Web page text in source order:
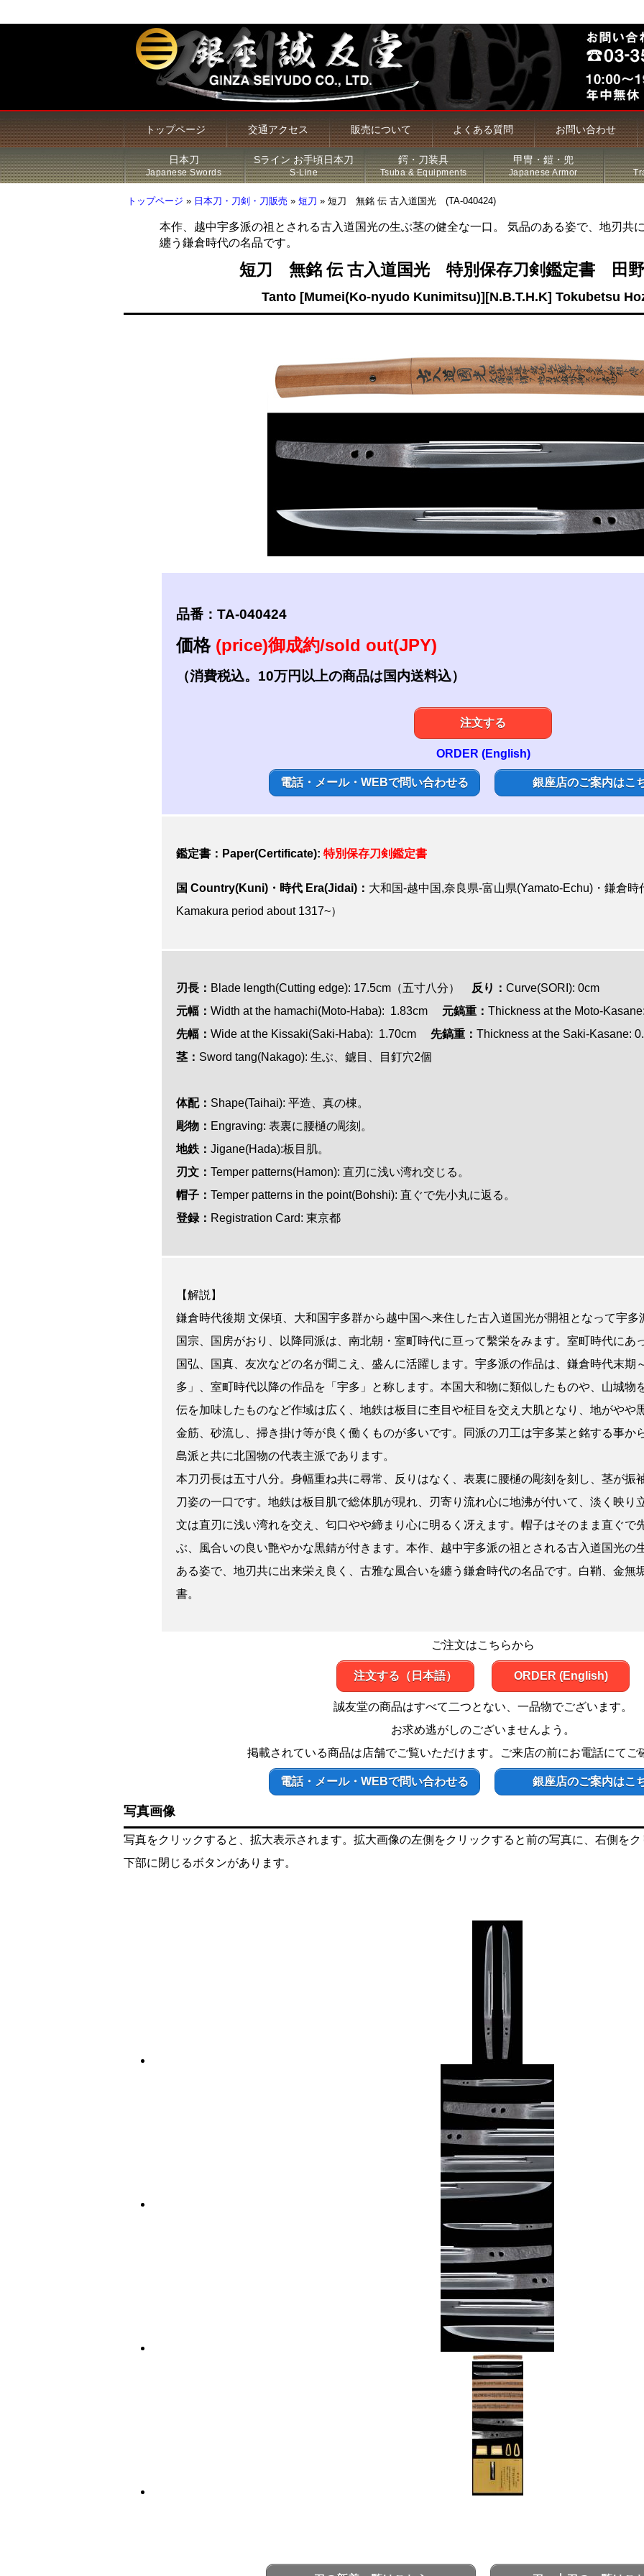
トップページ 交通アクセス 販売について よくある質問 お問い合わせ
日本刀
Japanese Swords
新着商品
脇差
研磨・諸工作
Sライン お手頃日本刀
S-Line
Sライン 商品一覧
鍔・刀装具
Tsuba & Equipments
鍔
甲冑・鎧・兜
Japanese Armor
甲冑・鎧・兜
居合刀（模造刀）
火縄銃
トップページ » 日本刀・刀剣・刀販売 » 短刀 » 短刀 無銘 伝 古入道国光 (TA-040424)
本作、越中宇多派の祖とされる古入道国光の生ぶ茎の健全な一口。 気品のある姿で、地刃共
纏う鎌倉時代の名品です。
短刀 無銘 伝 古入道国光 特別保存刀剣鑑定書 田野
Tanto [Mumei(Ko-nyudo Kunimitsu)][N.B.T.H.K] Tokubetsu
品番：TA-040424
価格 (price)御成約/sold out(JPY)
（消費税込。10万円以上の商品は国内送料込）
注文する
ORDER (English)
電話・メール・WEBで問い合わせる 銀座店のご案内はこ
鑑定書：Paper(Certificate): 特別保存刀剣鑑定書
国 Country(Kuni)・時代 Era(Jidai)： 大和国-越中国,奈良県-富山県(Yamato-Echu)・鎌倉時
Kamakura period about 1317~）
刃長： Blade length(Cutting edge): 17.5cm （五寸八分） 反り： Curve(SORI): 0cm
元幅： Width at the hamachi(Moto-Haba): 1.83cm 元鎬重： Thickness at the Moto-
先幅： Wide at the Kissaki(Saki-Haba): 1.70cm 先鎬重： Thickness at the Saki-Kasane:
茎： Sword tang(Nakago): 生ぶ、鑢目、目釘穴2個
体配： Shape(Taihai): 平造、 真の棟。
彫物： Engraving: 表裏に腰樋の彫刻。
地鉄： Jigane(Hada):板目肌。
刃文： Temper patterns(Hamon): 直刃に浅い湾れ交じる。
帽子： Temper patterns in the point(Bohshi): 直ぐで先小丸に返る。
登録： Registration Card: 東京都
【解説】
鎌倉時代後期 文保頃、大和国宇多群から越中国へ来住した古入道国光が開祖となって宇多
国宗、国房がおり、以降同派は、南北朝・室町時代に亘って繫栄をみます。室町時代にあ
国弘、国真、友次などの名が聞こえ、盛んに活躍します。宇多派の作品は、鎌倉時代末期
多」、室町時代以降の作品を「宇多」と称します。本国大和物に類似したものや、山城物
伝を加味したものなど作域は広く、地鉄は板目に杢目や柾目を交え大肌となり、地がやや
金筋、砂流し、掃き掛け等が良く働くものが多いです。同派の刀工は宇多某と銘する事か
島派と共に北国物の代表主派であります。
本刀刃長は五寸八分。身幅重ね共に尋常、反りはなく、表裏に腰樋の彫刻を刻し、茎が振
刀姿の一口です。地鉄は板目肌で総体肌が現れ、刃寄り流れ心に地沸が付いて、淡く映り
文は直刃に浅い湾れを交え、匂口やや締まり心に明るく冴えます。帽子はそのまま直ぐで
ぶ、風合いの良い艶やかな黒錆が付きます。本作、越中宇多派の祖とされる古入道国光の
ある姿で、地刃共に出来栄え良く、古雅な風合いを纏う鎌倉時代の名品です。白鞘、金無
書。
ご注文はこちらから
注文する（日本語） ORDER (English)
誠友堂の商品はすべて二つとない、一品物でございます。
お求め逃がしのございませんよう。
掲載されている商品は店舗でご覧いただけます。ご来店の前にお電話にてご
電話・メール・WEBで問い合わせる 銀座店のご案内はこ
写真画像
写真をクリックすると、拡大表示されます。拡大画像の左側をクリックすると前の写真に、右側をク
下部に閉じるボタンがあります。